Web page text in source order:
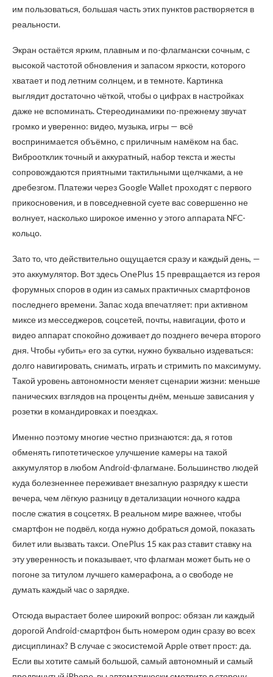
им пользоваться, большая часть этих пунктов растворяется в
реальности.
Экран остаётся ярким, плавным и по-флагмански сочным, с
высокой частотой обновления и запасом яркости, которого
хватает и под летним солнцем, и в темноте. Картинка
выглядит достаточно чёткой, чтобы о цифрах в настройках
даже не вспоминать. Стереодинамики по-прежнему звучат
громко и уверенно: видео, музыка, игры — всё
воспринимается объёмно, с приличным намёком на бас.
Виброотклик точный и аккуратный, набор текста и жесты
сопровождаются приятными тактильными щелчками, а не
дребезгом. Платежи через Google Wallet проходят с первого
прикосновения, и в повседневной суете вас совершенно не
волнует, насколько широкое именно у этого аппарата NFC-
кольцо.
Зато то, что действительно ощущается сразу и каждый день, —
это аккумулятор. Вот здесь OnePlus 15 превращается из героя
форумных споров в один из самых практичных смартфонов
последнего времени. Запас хода впечатляет: при активном
миксе из месседжеров, соцсетей, почты, навигации, фото и
видео аппарат спокойно доживает до позднего вечера второго
дня. Чтобы «убить» его за сутки, нужно буквально издеваться:
долго навигировать, снимать, играть и стримить по максимуму.
Такой уровень автономности меняет сценарии жизни: меньше
панических взглядов на проценты днём, меньше зависания у
розетки в командировках и поездках.
Именно поэтому многие честно признаются: да, я готов
обменять гипотетическое улучшение камеры на такой
аккумулятор в любом Android-флагмане. Большинство людей
куда болезненнее переживает внезапную разрядку к шести
вечера, чем лёгкую разницу в детализации ночного кадра
после сжатия в соцсетях. В реальном мире важнее, чтобы
смартфон не подвёл, когда нужно добраться домой, показать
билет или вызвать такси. OnePlus 15 как раз ставит ставку на
эту уверенность и показывает, что флагман может быть не о
погоне за титулом лучшего камерафона, а о свободе не
думать каждый час о зарядке.
Отсюда вырастает более широкий вопрос: обязан ли каждый
дорогой Android-смартфон быть номером один сразу во всех
дисциплинах? В случае с экосистемой Apple ответ прост: да.
Если вы хотите самый большой, самый автономный и самый